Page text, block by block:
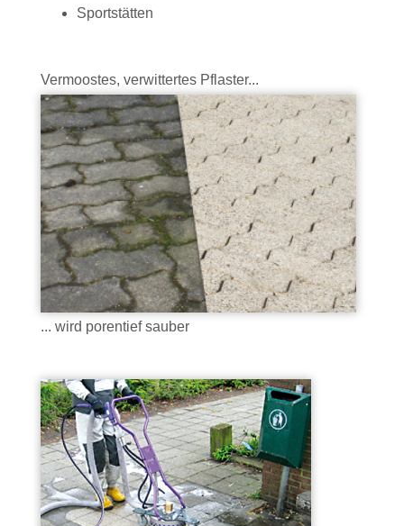
Sportstätten
Vermoostes, verwittertes Pflaster...
... wird porentief sauber